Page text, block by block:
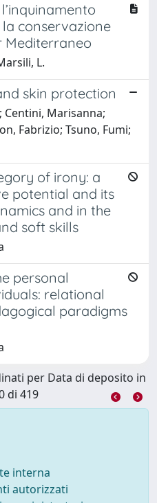
conservazione
Mediterraneo
L.
skin protection
Centini, Marisanna;
Fabrizio; Tsuno, Fumi;
of irony: a
potential and its
and in the
soft skills
personal
relational
paradigms
per Data di deposito in
di 419
interna
autorizzati